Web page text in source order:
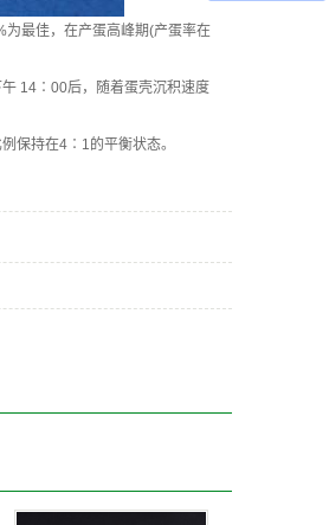
最佳，在产蛋高峰期(产蛋率在
午 14∶00后，随着蛋壳沉积速度
保持在4∶1的平衡状态。